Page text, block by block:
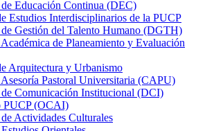
Educación Continua (DEC)
Estudios Interdisciplinarios de la PUCP
Gestión del Talento Humano (DGTH)
de Planeamiento y Evaluación
Arquitectura y Urbanismo
Pastoral Universitaria (CAPU)
Comunicación Institucional (DCI)
PUCP (OCAI)
Actividades Culturales